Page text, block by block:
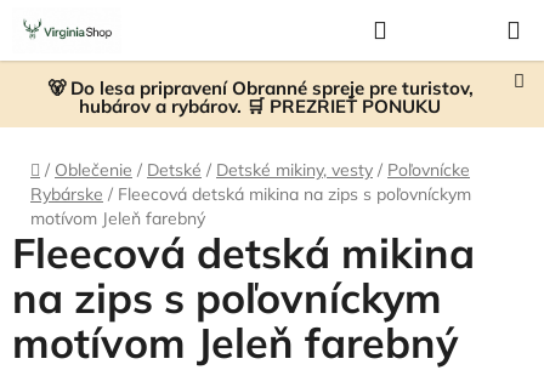
Prejsť
obsah
🐻 Do lesa pripravení Obranné spreje pre turistov,
hubárov a rybárov. 🛒 PREZRIEŤ PONUKU
KOŠÍK
Domov
/ Oblečenie / Detské / Detské mikiny, vesty / Poľovnícke
Rybárske / Fleecová detská mikina na zips s poľovníckym
motívom Jeleň farebný
Fleecová detská mikina
na zips s poľovníckym
motívom Jeleň farebný